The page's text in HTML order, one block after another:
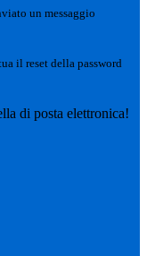
un messaggio
il reset della password
di posta elettronica!